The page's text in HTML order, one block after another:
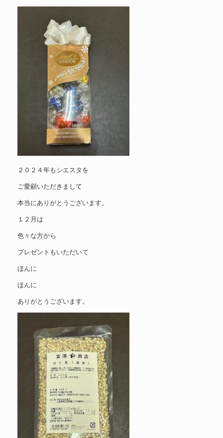
２０２４年もシエスタを
ご愛顧いただきまして
本当にありがとうございます。
１２月は
色々な方から
プレゼントもいただいて
ほんに
ほんに
ありがとうございます。